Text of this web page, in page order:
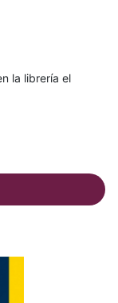
la librería el